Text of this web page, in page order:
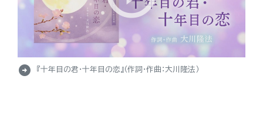
arrow_circle_right 『十年目の君・十年目の恋』（作詞・作曲：大川隆法）